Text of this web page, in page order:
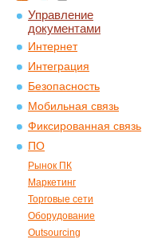
Управление
документами
Интернет
Интеграция
Безопасность
Мобильная связь
Фиксированная связь
ПО
Рынок ПК
Маркетинг
Торговые сети
Оборудование
Outsourcing